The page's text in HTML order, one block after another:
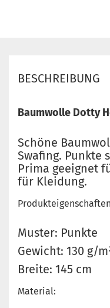
BESCHREIBUNG
Baumwolle Dotty
Schöne
Swafing. Punkte
Prima geeignet
für Kleidung.
Muster: Punkte
Gewicht: 130 g/
Breite: 145 cm
Material: